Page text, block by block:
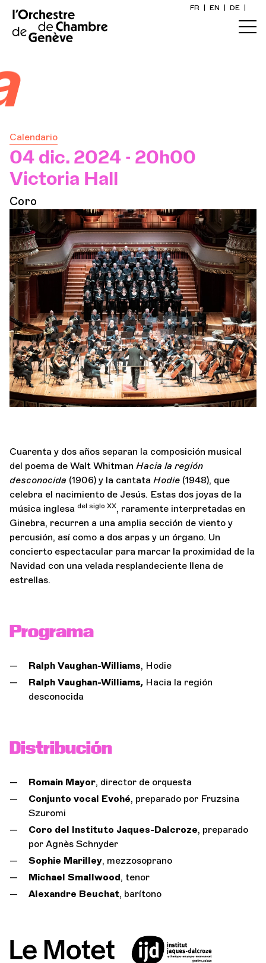
FR EN DE
Calendario
04 dic. 2024 - 20h00
Victoria Hall
Coro
Cuarenta y dos años separan la composición musical
del poema de Walt Whitman Hacia la región
desconocida (1906) y la cantata Hodie (1948), que
celebra el nacimiento de Jesús. Estas dos joyas de la
música inglesa del siglo XX, raramente interpretadas en
Ginebra, recurren a una amplia sección de viento y
percusión, así como a dos arpas y un órgano. Un
concierto espectacular para marcar la proximidad de la
Navidad con una velada resplandeciente llena de
estrellas.
Programa
Ralph Vaughan-Williams, Hodie
Ralph Vaughan-Williams, Hacia la región
desconocida
Distribución
Romain Mayor, director de orquesta
Conjunto vocal Evohé, preparado por Fruzsina
Szuromi
Coro del Instituto Jaques-Dalcroze, preparado
por Agnès Schnyder
Sophie Marilley, mezzosoprano
Michael Smallwood, tenor
Alexandre Beuchat, barítono
Inicio
Explore
La Gaceta del Concierto
Participación cultural
LA OCG
Espacio Pro
Iniciar sesión